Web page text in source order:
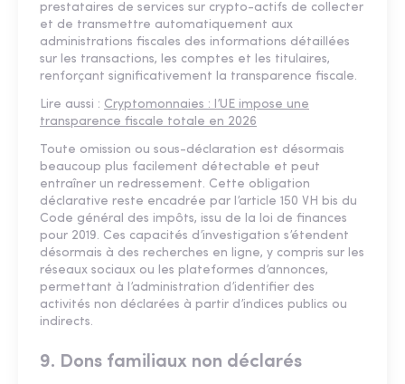
prestataires de services sur crypto-actifs de collecter
et de transmettre automatiquement aux
administrations fiscales des informations détaillées
sur les transactions, les comptes et les titulaires,
renforçant significativement la transparence fiscale.
Lire aussi : Cryptomonnaies : l’UE impose une
transparence fiscale totale en 2026
Toute omission ou sous-déclaration est désormais
beaucoup plus facilement détectable et peut
entraîner un redressement. Cette obligation
déclarative reste encadrée par l’article 150 VH bis du
Code général des impôts, issu de la loi de finances
pour 2019. Ces capacités d’investigation s’étendent
désormais à des recherches en ligne, y compris sur les
réseaux sociaux ou les plateformes d’annonces,
permettant à l’administration d’identifier des
activités non déclarées à partir d’indices publics ou
indirects.
9. Dons familiaux non déclarés